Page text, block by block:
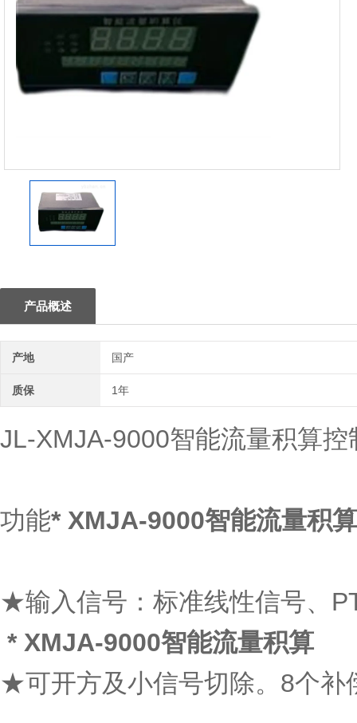
产品概述
产地 国产
质保 1年
JL-XMJA-9000智能流量积算控
功能* XMJA-9000智能流量积算
★输入信号：标准线性信号、
* XMJA-9000智能流量积算
★可开方及小信号切除。8个补偿